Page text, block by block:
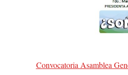
Convocatoria Asamblea